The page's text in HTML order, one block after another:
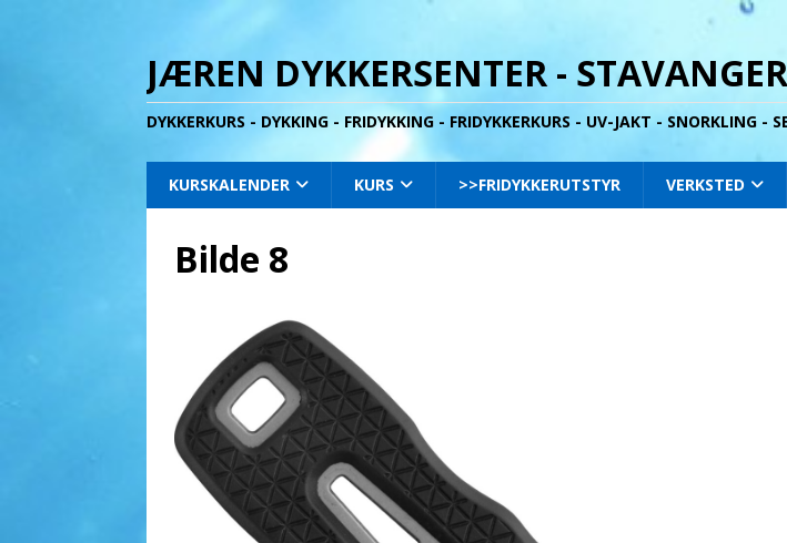
JÆREN DYKKERSENTER - STAVANGER
DYKKERKURS - DYKKING - FRIDYKKING - FRIDYKKERKURS - UV-JAKT - SNORKLING -
KURSKALENDER KURS >>FRIDYKKERUTSTYR VERKSTED
Bilde 8